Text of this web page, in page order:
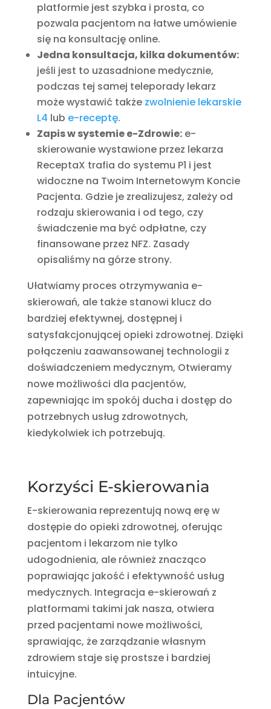
platformie jest szybka i prosta, co
pozwala pacjentom na łatwe umówienie
się na konsultację online.
Jedna konsultacja, kilka dokumentów:
jeśli jest to uzasadnione medycznie,
podczas tej samej teleporady lekarz
może wystawić także zwolnienie lekarskie
L4 lub e-receptę.
Zapis w systemie e-Zdrowie:e-
skierowanie wystawione przez lekarza
ReceptaX trafia do systemu P1 i jest
widoczne na Twoim Internetowym Koncie
Pacjenta. Gdzie je zrealizujesz, zależy od
rodzaju skierowania i od tego, czy
świadczenie ma być odpłatne, czy
finansowane przez NFZ. Zasady
opisaliśmy na górze strony.
Ułatwiamy proces otrzymywania e-
skierowań, ale także stanowi klucz do
bardziej efektywnej, dostępnej i
satysfakcjonującej opieki zdrowotnej. Dzięki
połączeniu zaawansowanej technologii z
doświadczeniem medycznym, Otwieramy
nowe możliwości dla pacjentów,
zapewniając im spokój ducha i dostęp do
potrzebnych usług zdrowotnych,
kiedykolwiek ich potrzebują.
Korzyści E-skierowania
E-skierowania reprezentują nową erę w
dostępie do opieki zdrowotnej, oferując
pacjentom i lekarzom nie tylko
udogodnienia, ale również znacząco
poprawiając jakość i efektywność usług
medycznych. Integracja e-skierowań z
platformami takimi jak nasza, otwiera
przed pacjentami nowe możliwości,
sprawiając, że zarządzanie własnym
zdrowiem staje się prostsze i bardziej
intuicyjne.
Dla Pacjentów